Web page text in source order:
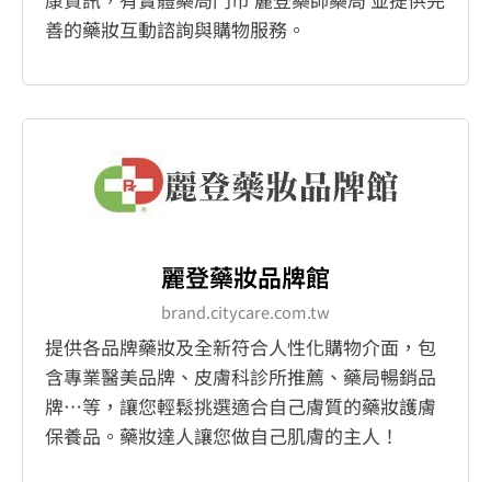
善的藥妝互動諮詢與購物服務。
麗登藥妝品牌館
brand.citycare.com.tw
提供各品牌藥妝及全新符合人性化購物介面，包
含專業醫美品牌、皮膚科診所推薦、藥局暢銷品
牌…等，讓您輕鬆挑選適合自己膚質的藥妝護膚
保養品。藥妝達人讓您做自己肌膚的主人！